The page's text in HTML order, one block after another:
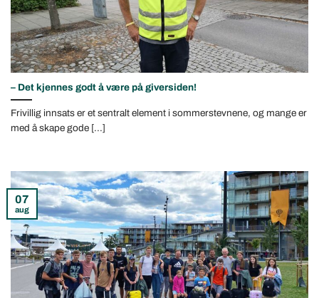
– Det kjennes godt å være på giversiden!
Frivillig innsats er et sentralt element i sommerstevnene, og mange er
med å skape gode [...]
07
aug